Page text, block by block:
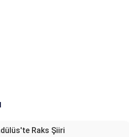
Raks Şiiri